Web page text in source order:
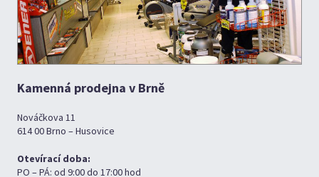
Kamenná prodejna v Brně
Nováčkova 11
614 00 Brno – Husovice
Otevírací doba:
PO – PÁ: od 9:00 do 17:00 hod